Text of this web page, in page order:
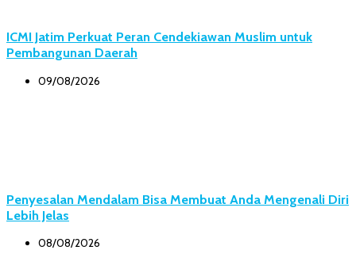
ICMI Jatim Perkuat Peran Cendekiawan Muslim untuk
Pembangunan Daerah
09/08/2026
Penyesalan Mendalam Bisa Membuat Anda Mengenali Diri
Lebih Jelas
08/08/2026